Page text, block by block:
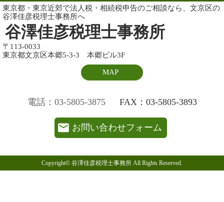
東京都・東京近郊で法人税・相続税申告のご相談なら、文京区の
谷澤佳彦税理士事務所へ
谷澤佳彦税理士事務所
〒113-0033
東京都文京区本郷5-3-3 本郷ビル3F
MAP
電話：03-5805-3875 FAX：03-5805-3893
お問い合わせフォーム
Copyright© 谷澤佳彦税理士事務所 All Rights Reserved.